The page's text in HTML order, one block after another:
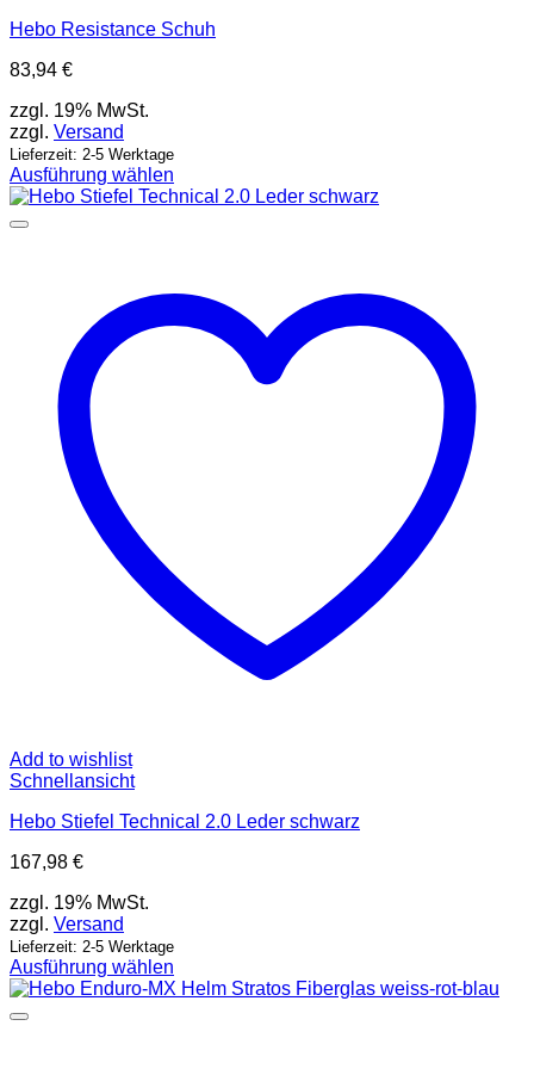
Hebo Resistance Schuh
83,94 €
zzgl. 19% MwSt.
zzgl. Versand
Lieferzeit: 2-5 Werktage
Ausführung wählen
Dieses
Produkt
Optionen
können
Produktseite
gewählt
werden
Add to wishlist
Schnellansicht
Hebo Stiefel Technical 2.0 Leder schwarz
167,98 €
zzgl. 19% MwSt.
zzgl. Versand
Lieferzeit: 2-5 Werktage
Ausführung wählen
Dieses
Produkt